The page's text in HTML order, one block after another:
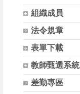
組織成員
法令規章
表單下載
教師甄選系統
差勤專區